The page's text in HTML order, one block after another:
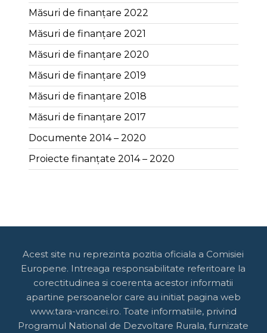
Măsuri de finanțare 2022
Măsuri de finanțare 2021
Măsuri de finanțare 2020
Măsuri de finanțare 2019
Măsuri de finanțare 2018
Măsuri de finanțare 2017
Documente 2014 – 2020
Proiecte finanțate 2014 – 2020
Acest site nu reprezinta pozitia oficiala a Comisiei
Europene. Intreaga responsabilitate referitoare la
corectitudinea si coerenta acestor informatii
apartine persoanelor care au initiat pagina web
www.tara-vrancei.ro. Toate informatiile, privind
Programul National de Dezvoltare Rurala, furnizate